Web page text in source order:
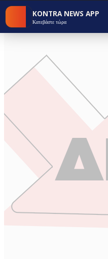
KONTRA NEWS APP
Κατεβάστε τώρα